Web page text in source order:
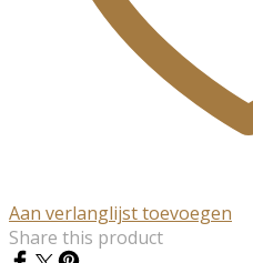
Aan verlanglijst toevoegen
Share this product